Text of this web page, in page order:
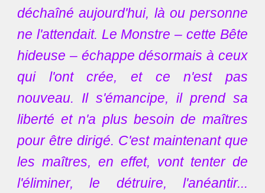
déchaîné aujourd'hui, là ou personne
ne l'attendait. Le Monstre – cette Bête
hideuse – échappe désormais à ceux
qui l'ont crée, et ce n'est pas
nouveau. Il s'émancipe, il prend sa
liberté et n'a plus besoin de maîtres
pour être dirigé. C'est maintenant que
les maîtres, en effet, vont tenter de
l'éliminer, le détruire, l'anéantir...